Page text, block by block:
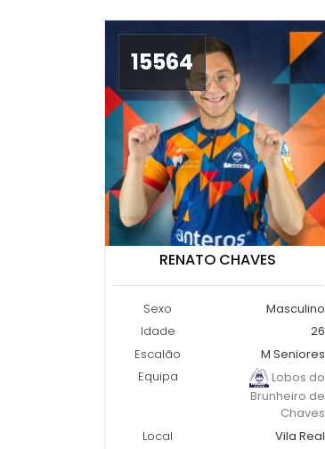
15564
RENATO CHAVES
Sexo
Masculino
Idade
26
Escalão
M Seniores
Equipa
Lobos do
Brunheiro de
Chaves
Local
Vila Real